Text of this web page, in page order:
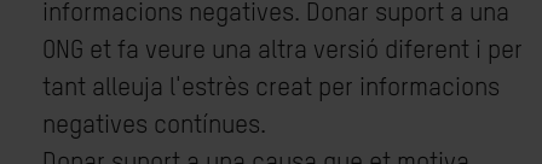
informacions negatives. Donar suport a una
ONG et fa veure una altra versió diferent i per
tant alleuja l'estrès creat per informacions
negatives contínues.